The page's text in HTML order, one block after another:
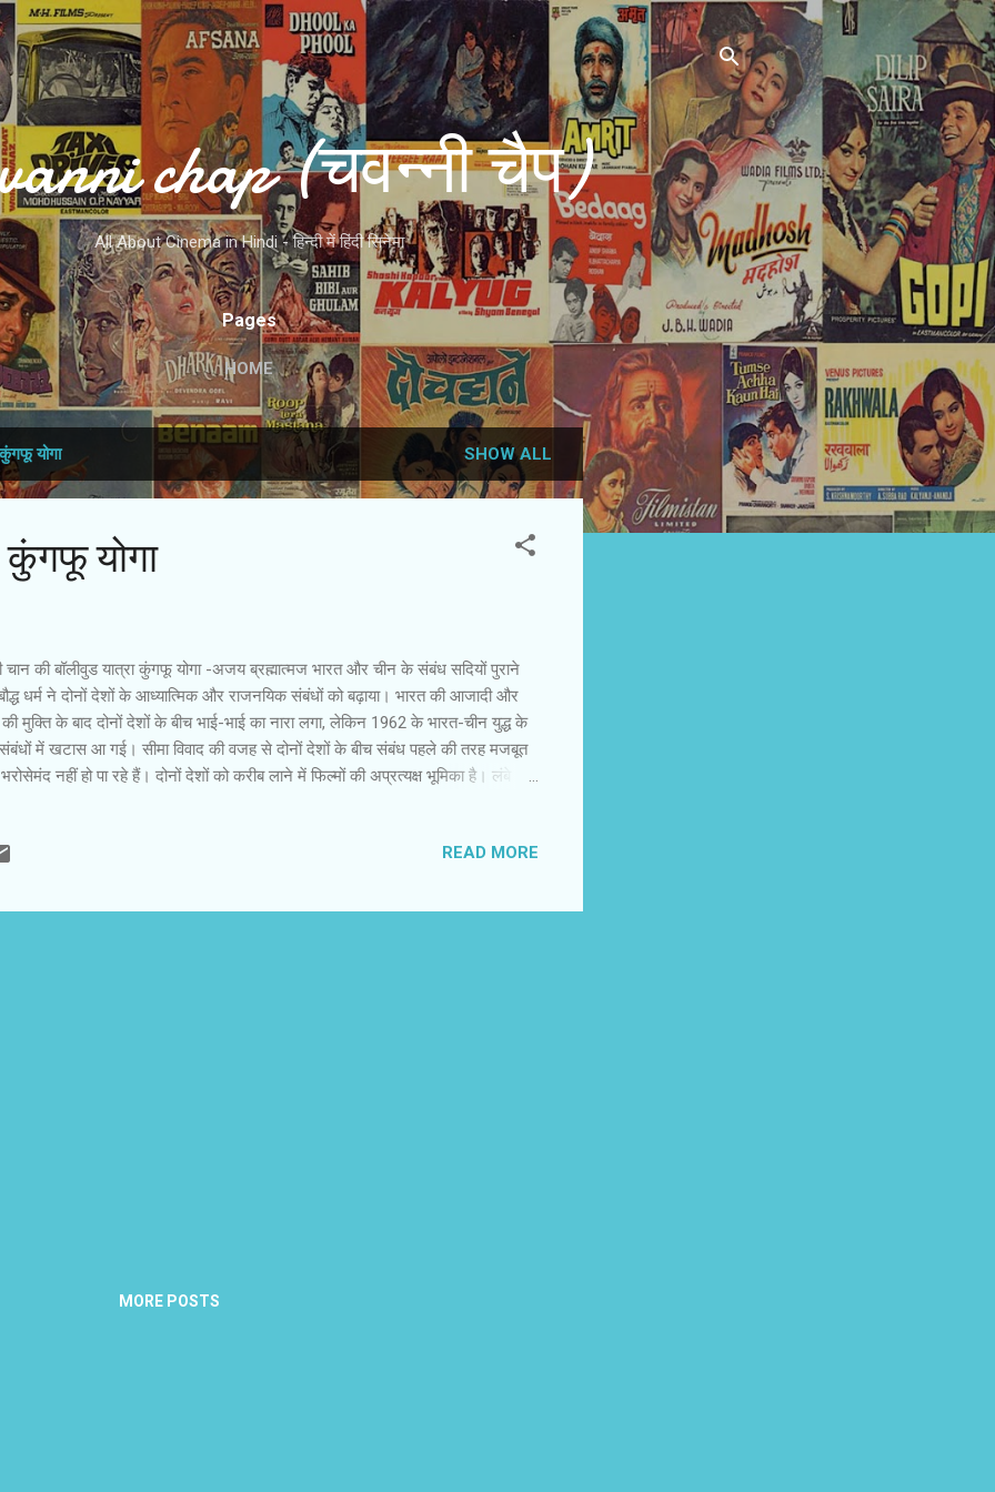
Skip to main content
chap (चवन्नी चैप)
All About Cinema in Hindi - हिन्दी में हिंदी सिनेमा
Pages
HOME
कुंगफू योगा SHOW ALL
कुंगफू योगा
की बॉलीवुड यात्रा कुंगफू योगा -अजय ब्रह्मात्‍मज भारत और चीन के संबंध सदियों पुराने
धर्म ने दोनों देशों के आध्‍यात्मिक और राजनयिक संबंधों को बढ़ाया। भारत की आजादी और
मुक्ति के बाद दोनों देशों के बीच भाई-भाई का नारा लगा, लेकिन 1962 के भारत-चीन युद्ध के
में खटास आ गई। सीमा विवाद की वजह से दोनों देशों के बीच संबंध पहले की तरह मजबूत
नहीं हो पा रहे हैं। दोनों देशों को करीब लाने में फिल्‍मों की अप्रत्‍यक्ष भूमिका है। लंबे
फिल्‍मों के बारे में जितना जानता है, उतना आम भारतीय नहीं जानते। इस पृष्‍ठभूमि में जैकी चान
मल्लिका सहरावत के साथ ‘ द मिथ ’ भी बनाई थी। इस बार उन्‍होंने भारतीय कलाकार
READ MORE
MORE POSTS